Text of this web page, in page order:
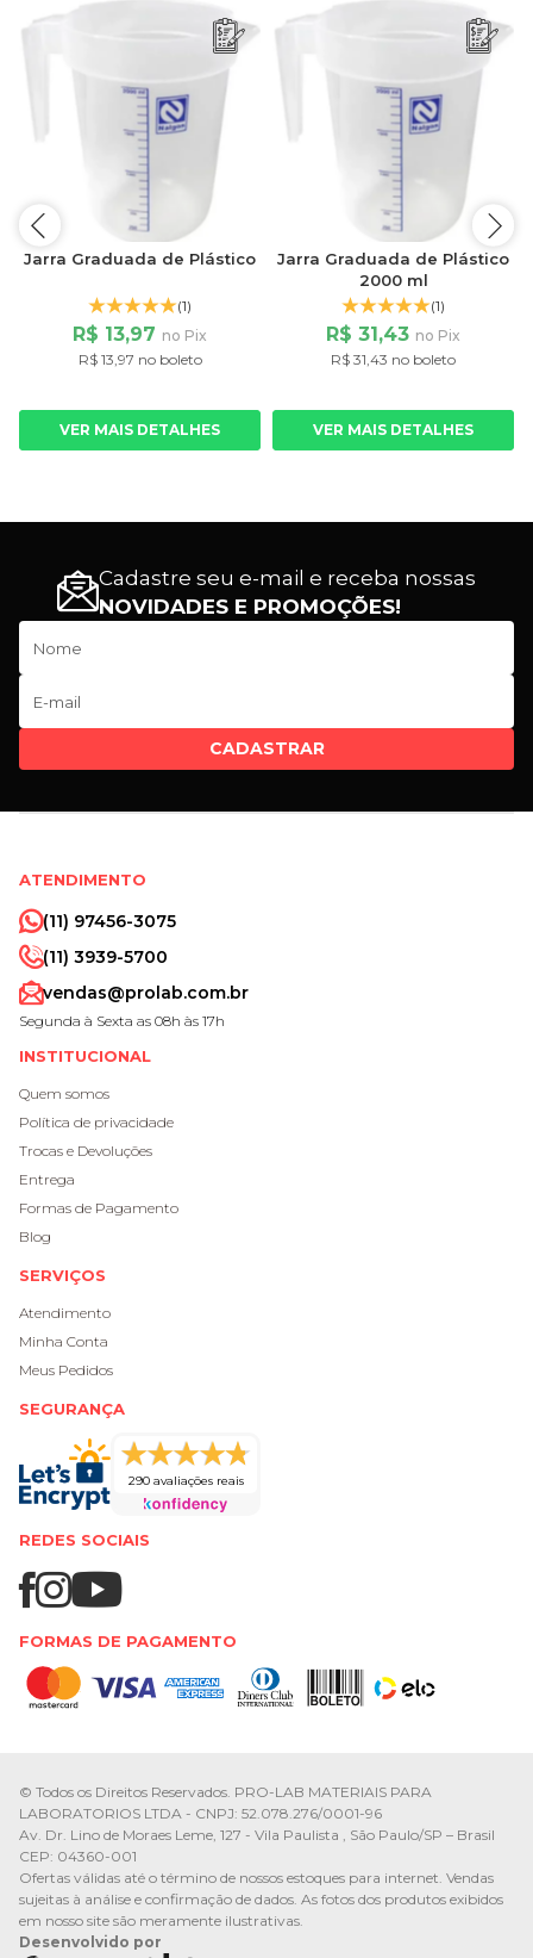
Jarra Graduada de Plástico
(1)
R$ 13,97 no Pix
R$ 13,97 no boleto
VER MAIS DETALHES
Jarra Graduada de Plástico
2000 ml
(1)
R$ 31,43 no Pix
R$ 31,43 no boleto
VER MAIS DETALHES
Cadastre seu e-mail e receba nossas
NOVIDADES E PROMOÇÕES!
CADASTRAR
ATENDIMENTO
(11) 97456-3075
(11) 3939-5700
vendas@prolab.com.br
Segunda à Sexta as 08h às 17h
INSTITUCIONAL
Quem somos
Política de privacidade
Trocas e Devoluções
Entrega
Formas de Pagamento
Blog
SERVIÇOS
Atendimento
Minha Conta
Meus Pedidos
SEGURANÇA
290 avaliações reais
REDES SOCIAIS
FORMAS DE PAGAMENTO
© Todos os Direitos Reservados. PRO-LAB MATERIAIS PARA
LABORATORIOS LTDA - CNPJ: 52.078.276/0001-96
Av. Dr. Lino de Moraes Leme, 127 - Vila Paulista , São Paulo/SP – Brasil
CEP: 04360-001
Ofertas válidas até o término de nossos estoques para internet. Vendas
sujeitas à análise e confirmação de dados. As fotos dos produtos exibidos
em nosso site são meramente ilustrativas.
Desenvolvido por